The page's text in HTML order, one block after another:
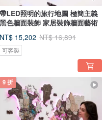
帶LED照明的旅行地圖 極簡主義
黑色牆面裝飾 家居裝飾牆面藝術
NT$ 15,202 NT$ 16,891
可客製
9 折